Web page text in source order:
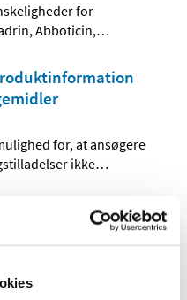
for
Abboticin,…
for, at ansøgere
ikke…
til
fra den 5. august